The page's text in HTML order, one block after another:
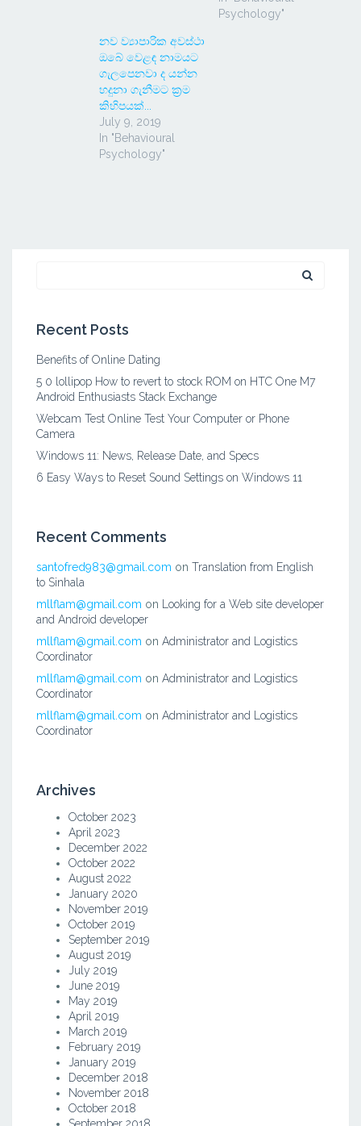
Psychology"
නව ව්‍යාපාරික අවස්ථා
ඔබේ වෙළඳ නාමයට
ගැලපෙනවා ද යන්න
හදුනා ගැනීමට ක්‍රම
කිහිපයක්...
July 9, 2019
In "Behavioural
Psychology"
Recent Posts
Benefits of Online Dating
5 0 lollipop How to revert to stock ROM on HTC One M7
Android Enthusiasts Stack Exchange
Webcam Test Online Test Your Computer or Phone
Camera
Windows 11: News, Release Date, and Specs
6 Easy Ways to Reset Sound Settings on Windows 11
Recent Comments
santofred983@gmail.com on Translation from English
to Sinhala
mllflam@gmail.com on Looking for a Web site developer
and Android developer
mllflam@gmail.com on Administrator and Logistics
Coordinator
mllflam@gmail.com on Administrator and Logistics
Coordinator
mllflam@gmail.com on Administrator and Logistics
Coordinator
Archives
October 2023
April 2023
December 2022
October 2022
August 2022
January 2020
November 2019
October 2019
September 2019
August 2019
July 2019
June 2019
May 2019
April 2019
March 2019
February 2019
January 2019
December 2018
November 2018
October 2018
September 2018